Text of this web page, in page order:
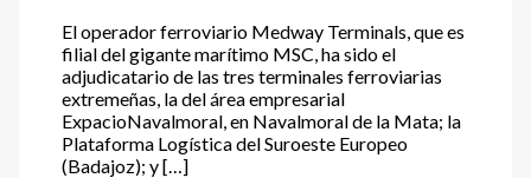
El operador ferroviario Medway Terminals, que es
filial del gigante marítimo MSC, ha sido el
adjudicatario de las tres terminales ferroviarias
extremeñas, la del área empresarial
ExpacioNavalmoral, en Navalmoral de la Mata; la
Plataforma Logística del Suroeste Europeo
(Badajoz); y […]